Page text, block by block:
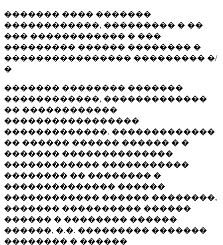
������� ���� �������
������������, ��������� � ��
��� ������������ � ���
��������� ������ �������� �
���������������� ��������� �/
�
������� �������� �������
������������, �������������
�� ������������
�����������������
�������������. �������������
�� ������ ������ ������ � �
������� ��������������
������������ �����������
�������� �� �������� �
�������������� ������
������������ ������ ��������,
������� ���������� ������
������ � �������� ������
������, �.�. ��������� �������
�������� � ������